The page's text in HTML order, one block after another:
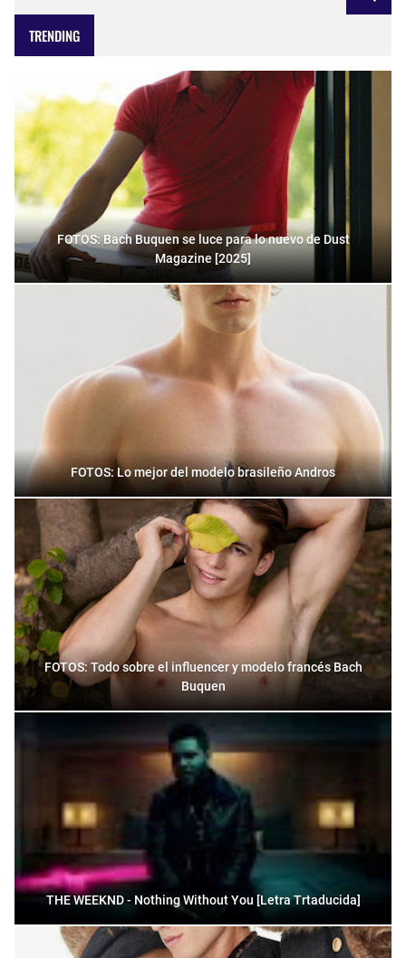
TRENDING
FOTOS: Bach Buquen se luce para lo nuevo de Dust
Magazine [2025]
FOTOS: Lo mejor del modelo brasileño Andros
FOTOS: Todo sobre el influencer y modelo francés Bach
Buquen
THE WEEKND - Nothing Without You [Letra Trtaducida]